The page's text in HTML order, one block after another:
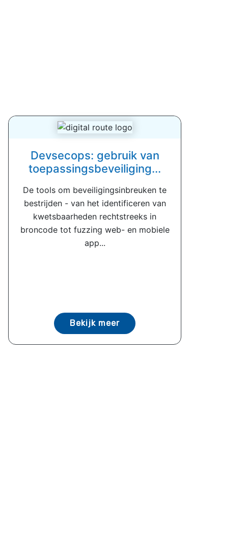
Devsecops: gebruik van
toepassingsbeveiliging...
De tools om beveiligingsinbreuken te
bestrijden - van het identificeren van
kwetsbaarheden rechtstreeks in
broncode tot fuzzing web- en mobiele
app...
Bekijk meer